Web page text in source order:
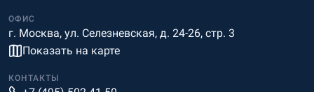
ОФИС
г. Москва, ул. Селезневская, д. 24-26, стр. 3
Показать на карте
КОНТАКТЫ